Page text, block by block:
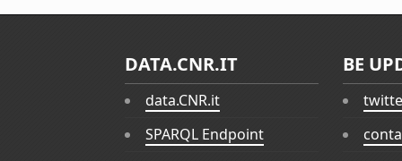
DATA.CNR.IT
data.CNR.it
SPARQL Endpoint
BE